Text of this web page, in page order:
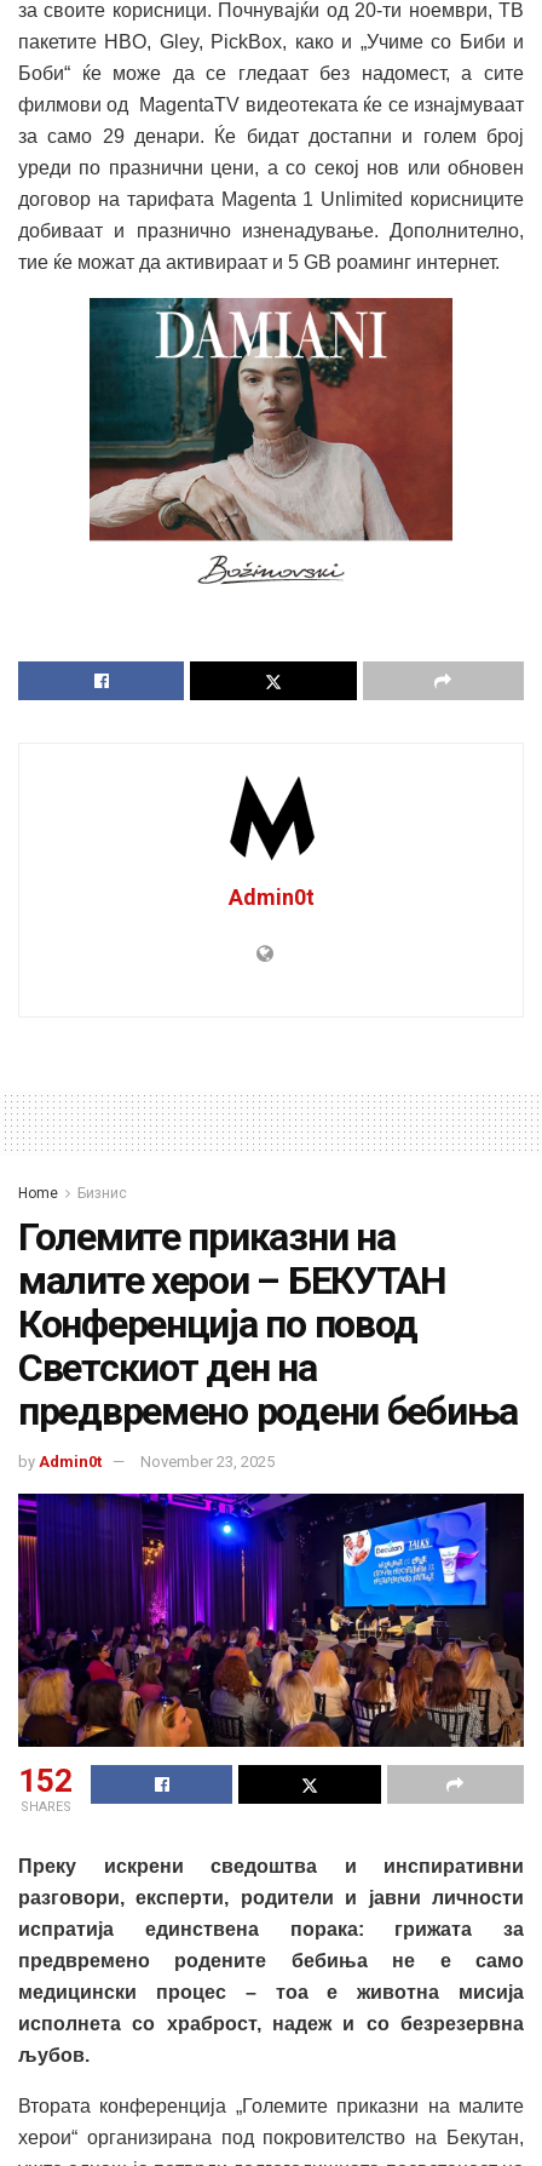
за своите корисници. Почнувајќи од 20-ти ноември, ТВ
пакетите HBO, Gley, PickBox, како и „Учиме со Биби и
Боби“ ќе може да се гледаат без надомест, а сите
филмови од MagentaTV видеотеката ќе се изнајмуваат
за само 29 денари. Ќе бидат достапни и голем број
уреди по празнични цени, а со секој нов или обновен
договор на тарифата Magenta 1 Unlimited корисниците
добиваат и празнично изненадување. Дополнително,
тие ќе можат да активираат и 5 GB роаминг интернет.
Admin0t
Home Бизнис
Големите приказни на
малите херои – БЕКУТАН
Конференција по повод
Светскиот ден на
предвремено родени бебиња
by Admin0t November 23, 2025
152
SHARES
П реку искрени сведоштва и инспиративни
разговори, експерти, родители и јавни личности
испратија единствена порака: грижата за
предвремено родените бебиња не е само
медицински процес – тоа е животна мисија
исполнета со храброст, надеж и со безрезервна
љубов.
Втората конференција „Големите приказни на малите
херои“ организирана под покровителство на Бекутан,